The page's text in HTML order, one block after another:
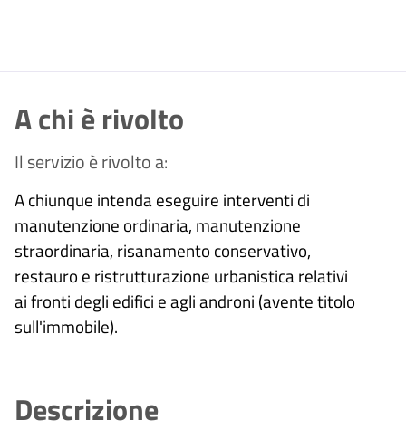
A chi è rivolto
Il servizio è rivolto a:
A chiunque intenda eseguire interventi di
manutenzione ordinaria, manutenzione
straordinaria, risanamento conservativo,
restauro e ristrutturazione urbanistica relativi
ai fronti degli edifici e agli androni (avente titolo
sull'immobile).
Descrizione